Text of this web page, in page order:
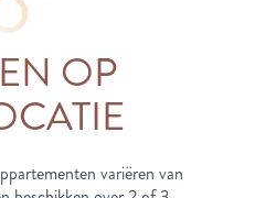
OP
variëren van